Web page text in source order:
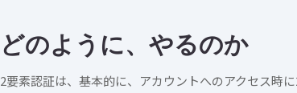
どのように、やるのか
2要素認証は、基本的に、アカウントへのアクセス時